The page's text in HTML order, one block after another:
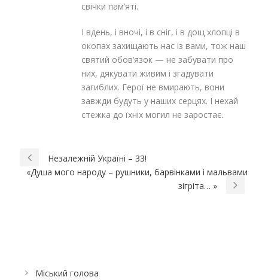
свічки пам’яті.
І вдень, і вночі, і в сніг, і в дощ хлопці в
окопах захищають нас із вами, тож наш
святий обов’язок — не забувати про
них, дякувати живим і згадувати
загиблих. Герої не вмирають, вони
завжди будуть у наших серцях. І нехай
стежка до їхніх могил не заростає.
Незалежній Україні – 33!
«Душа мого народу – рушники, барвінками і мальвами
зігріта… »
Міський голова